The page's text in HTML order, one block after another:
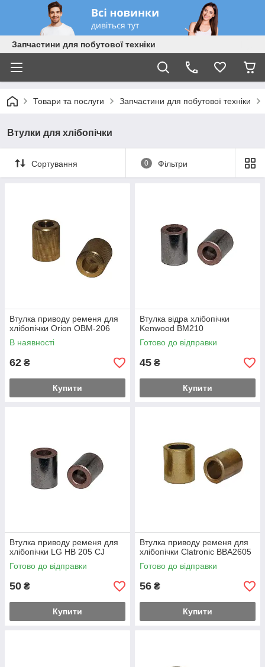
Запчастини для побутової техніки
Товари та послуги Запчастини для побутової техніки
Втулки для хлібопічки
Сортування 0 Фільтри
Втулка приводу ременя для
хлібопічки Orion OBM-206
В наявності
62 ₴
Купити
Втулка відра хлібопічки
Kenwood BM210
Готово до відправки
45 ₴
Купити
Втулка приводу ременя для
хлібопічки LG HB 205 CJ
Готово до відправки
50 ₴
Купити
Втулка приводу ременя для
хлібопічки Clatronic BBA2605
Готово до відправки
56 ₴
Купити